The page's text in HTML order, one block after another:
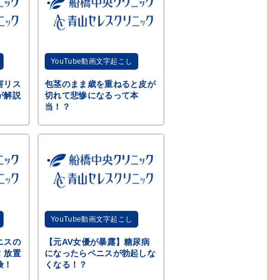
リス
解説
YouTube動画文字起こし
包茎のまま歳を重ねると皮が
切れて悲惨になるって本
当！？
スの
放置
YouTube動画文字起こし
【元AV女優が暴露】糖尿病
になったらペニスが勃起しな
くなる！？